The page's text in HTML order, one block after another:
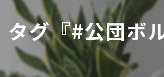
タグ『#公団ボ